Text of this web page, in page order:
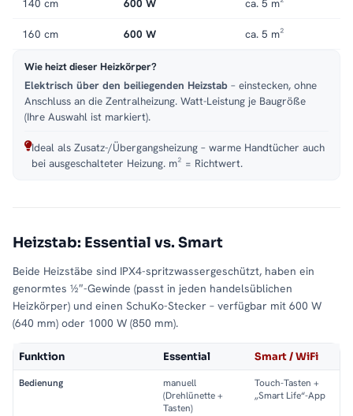
140 cm 600 W ca. 5 m²
160 cm 600 W ca. 5 m²
Wie heizt dieser Heizkörper?
Elektrisch über den beiliegenden Heizstab – einstecken, ohne
Anschluss an die Zentralheizung. Watt-Leistung je Baugröße
(Ihre Auswahl ist markiert).
Ideal als Zusatz-/Übergangsheizung – warme Handtücher auch
bei ausgeschalteter Heizung. m² = Richtwert.
Heizstab: Essential vs. Smart
Beide Heizstäbe sind IPX4-spritzwassergeschützt, haben ein
genormtes ½″-Gewinde (passt in jeden handelsüblichen
Heizkörper) und einen SchuKo-Stecker – verfügbar mit 600 W
(640 mm) oder 1000 W (850 mm).
Funktion Essential Smart / WiFi
Bedienung
manuell
(Drehlünette +
Tasten)
Touch-Tasten +
„Smart Life“-App